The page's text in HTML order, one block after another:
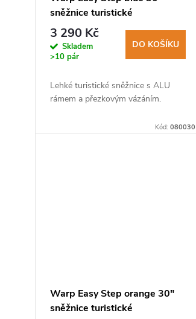
sněžnice turistické
3 290 Kč
Skladem
>10 pár
DO KOŠÍKU
Lehké turistické sněžnice s ALU
rámem a přezkovým vázáním.
Kód:080030
Warp Easy Step orange 30"
sněžnice turistické